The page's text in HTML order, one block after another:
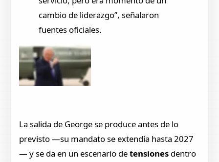
cambio de liderazgo”, señalaron
fuentes oficiales.
La salida de George se produce antes de lo
previsto —su mandato se extendía hasta 2027
— y se da en un escenario detensiones dentro